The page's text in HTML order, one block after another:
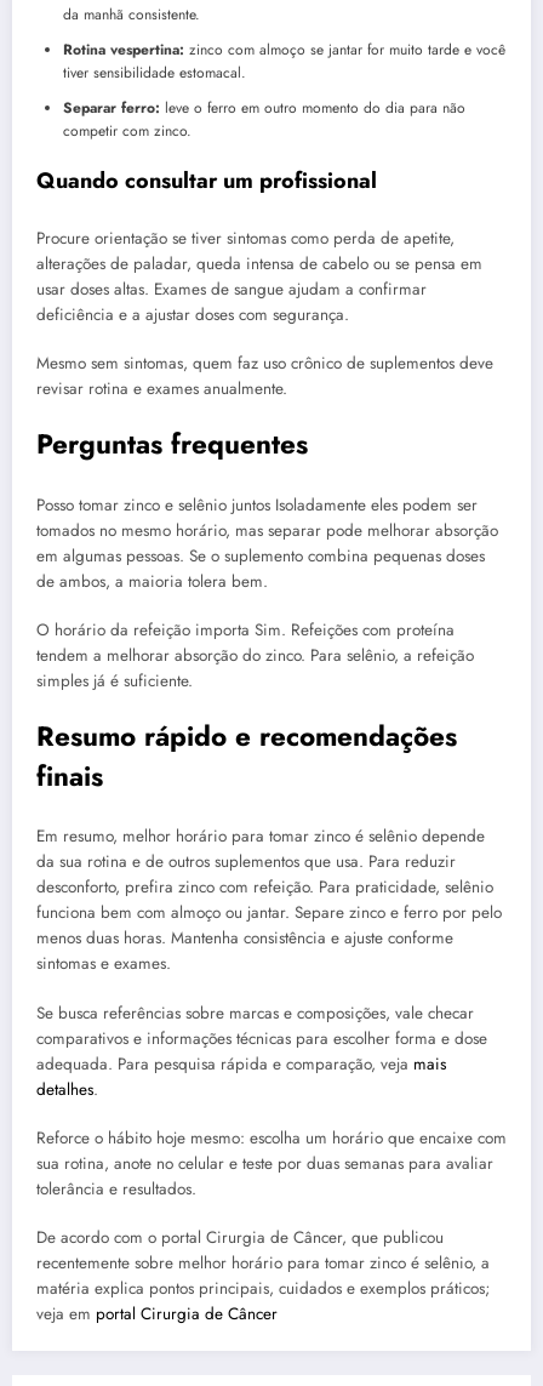
da manhã consistente.
Rotina vespertina: zinco com almoço se jantar for muito tarde e você
tiver sensibilidade estomacal.
Separar ferro: leve o ferro em outro momento do dia para não
competir com zinco.
Quando consultar um profissional
Procure orientação se tiver sintomas como perda de apetite,
alterações de paladar, queda intensa de cabelo ou se pensa em
usar doses altas. Exames de sangue ajudam a confirmar
deficiência e a ajustar doses com segurança.
Mesmo sem sintomas, quem faz uso crônico de suplementos deve
revisar rotina e exames anualmente.
Perguntas frequentes
Posso tomar zinco e selênio juntos Isoladamente eles podem ser
tomados no mesmo horário, mas separar pode melhorar absorção
em algumas pessoas. Se o suplemento combina pequenas doses
de ambos, a maioria tolera bem.
O horário da refeição importa Sim. Refeições com proteína
tendem a melhorar absorção do zinco. Para selênio, a refeição
simples já é suficiente.
Resumo rápido e recomendações
finais
Em resumo, melhor horário para tomar zinco é selênio depende
da sua rotina e de outros suplementos que usa. Para reduzir
desconforto, prefira zinco com refeição. Para praticidade, selênio
funciona bem com almoço ou jantar. Separe zinco e ferro por pelo
menos duas horas. Mantenha consistência e ajuste conforme
sintomas e exames.
Se busca referências sobre marcas e composições, vale checar
comparativos e informações técnicas para escolher forma e dose
adequada. Para pesquisa rápida e comparação, veja mais
detalhes.
Reforce o hábito hoje mesmo: escolha um horário que encaixe com
sua rotina, anote no celular e teste por duas semanas para avaliar
tolerância e resultados.
De acordo com o portal Cirurgia de Câncer, que publicou
recentemente sobre melhor horário para tomar zinco é selênio, a
matéria explica pontos principais, cuidados e exemplos práticos;
veja em portal Cirurgia de Câncer